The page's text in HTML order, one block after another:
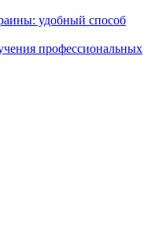
удобный способ
профессиональных